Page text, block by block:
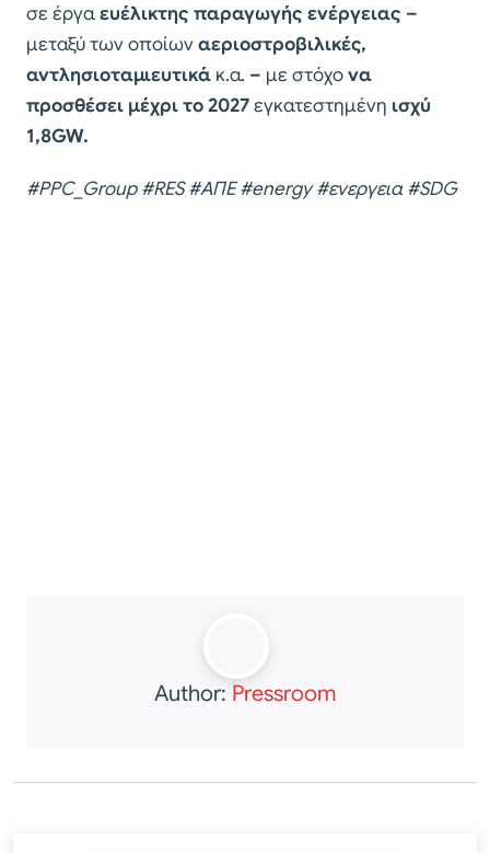
σε έργαευέλικτης παραγωγής ενέργειας –
μεταξύ των οποίωναεριοστροβιλικές,
αντλησιοταμιευτικά κ.α. – με στόχονα
προσθέσει μέχρι το 2027εγκατεστημένη ισχύ
1,8GW.
#PPC_Group #RES #ΑΠΕ #energy #ενεργεια #SDG
Author: Pressroom